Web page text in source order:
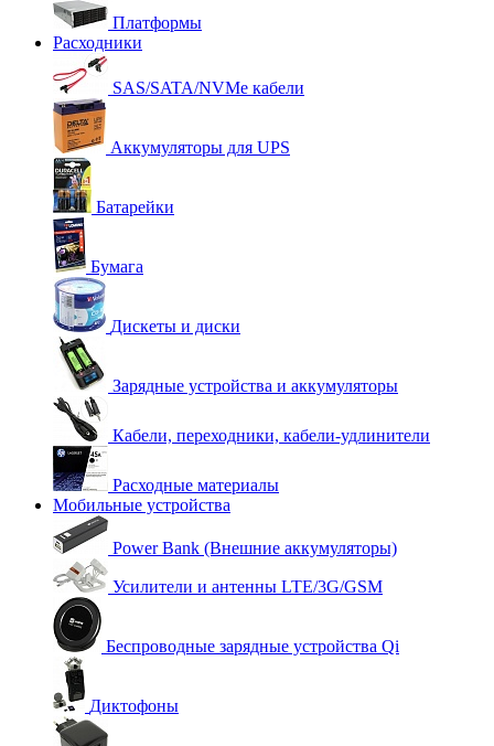
Платформы
Расходники
SAS/SATA/NVMe кабели
Аккумуляторы для UPS
Батарейки
Бумага
Дискеты и диски
Зарядные устройства и аккумуляторы
Кабели, переходники, кабели-удлинители
Расходные материалы
Мобильные устройства
Power Bank (Внешние аккумуляторы)
Усилители и антенны LTE/3G/GSM
Беспроводные зарядные устройства Qi
Диктофоны